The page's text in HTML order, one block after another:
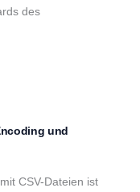
des
und
CSV-Dateien ist